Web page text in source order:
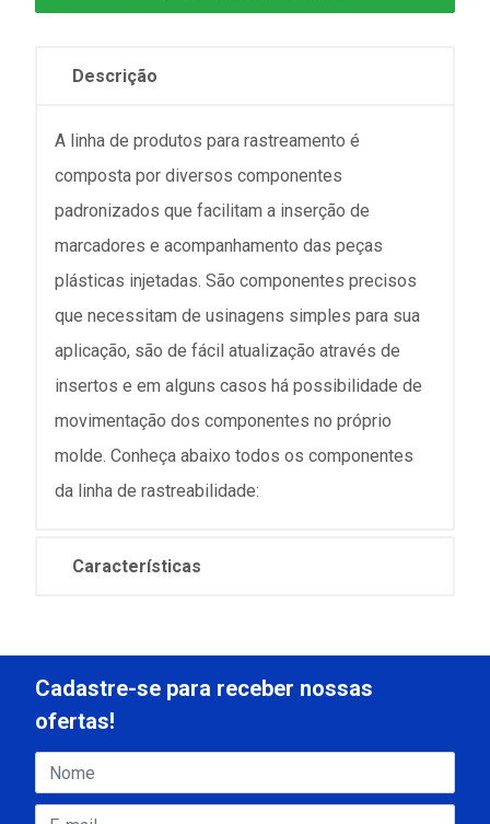
Descrição
A linha de produtos para rastreamento é
composta por diversos componentes
padronizados que facilitam a inserção de
marcadores e acompanhamento das peças
plásticas injetadas. São componentes precisos
que necessitam de usinagens simples para sua
aplicação, são de fácil atualização através de
insertos e em alguns casos há possibilidade de
movimentação dos componentes no próprio
molde. Conheça abaixo todos os componentes
da linha de rastreabilidade:
Características
Cadastre-se para receber nossas
ofertas!